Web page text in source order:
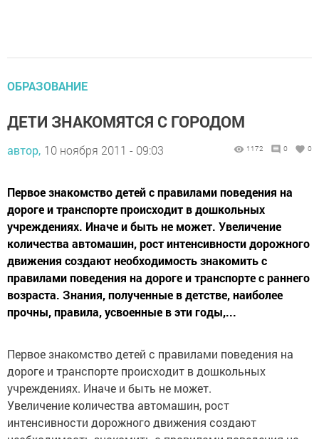
ОБРАЗОВАНИЕ
ДЕТИ ЗНАКОМЯТСЯ С ГОРОДОМ
автор, 10 ноября 2011 - 09:03 1172 0 0
Первое знакомство детей с правилами поведения на
дороге и транспорте происходит в дошкольных
учреждениях. Иначе и быть не может. Увеличение
количества автомашин, рост интенсивности дорожного
движения создают необходимость знакомить с
правилами поведения на дороге и транспорте с раннего
возраста. Знания, полученные в детстве, наиболее
прочны, правила, усвоенные в эти годы,...
Первое знакомство детей с правилами поведения на
дороге и транспорте происходит в дошкольных
учреждениях. Иначе и быть не может.
Увеличение количества автомашин, рост
интенсивности дорожного движения создают